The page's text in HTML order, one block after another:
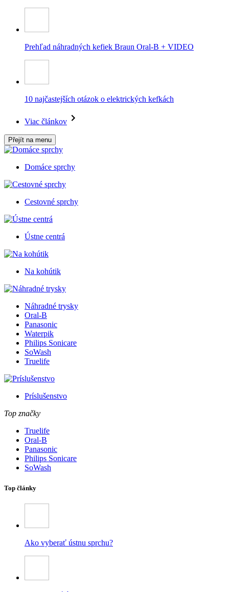
Prehľad náhradných kefiek Braun Oral-B + VIDEO
10 najčastejších otázok o elektrických kefkách
Viac článkov
Přejít na menu
Domáce sprchy
Cestovné sprchy
Ústne centrá
Na kohútik
Náhradné trysky
Oral-B
Panasonic
Waterpik
Philips Sonicare
SoWash
Truelife
Príslušenstvo
Top značky
Truelife
Oral-B
Panasonic
Philips Sonicare
SoWash
Top články
Ako vyberať ústnu sprchu?